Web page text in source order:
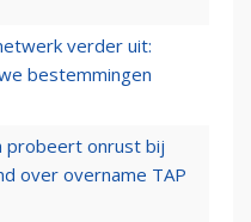
verder uit:
bestemmingen
probeert onrust bij
over overname TAP